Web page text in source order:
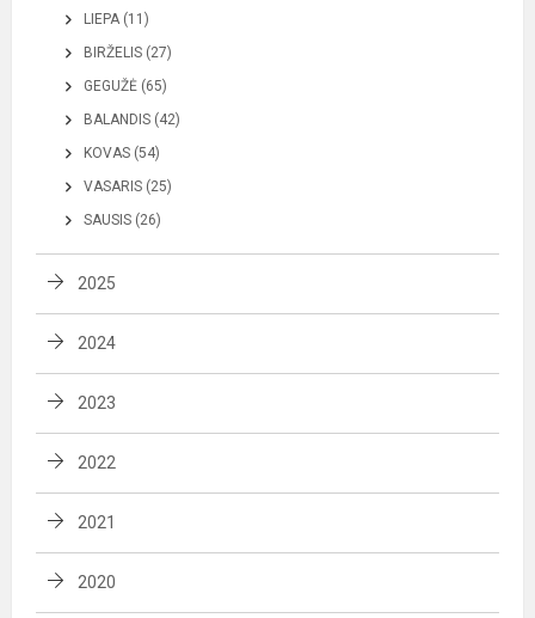
LIEPA (11)
BIRŽELIS (27)
GEGUŽĖ (65)
BALANDIS (42)
KOVAS (54)
VASARIS (25)
SAUSIS (26)
2025
2024
2023
2022
2021
2020